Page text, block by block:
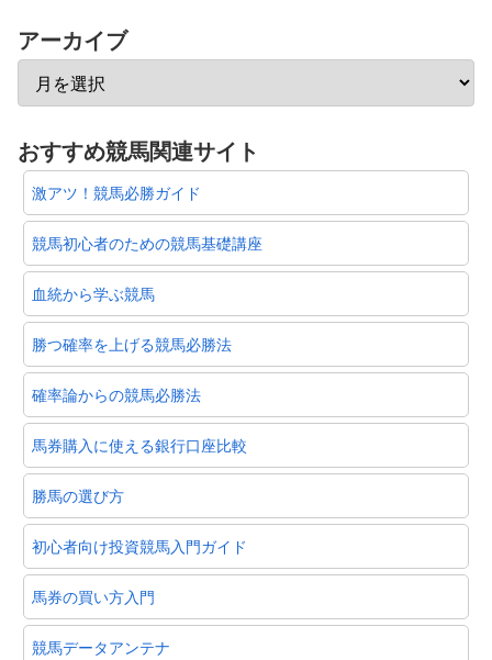
アーカイブ
おすすめ競馬関連サイト
激アツ！競馬必勝ガイド
競馬初心者のための競馬基礎講座
血統から学ぶ競馬
勝つ確率を上げる競馬必勝法
確率論からの競馬必勝法
馬券購入に使える銀行口座比較
勝馬の選び方
初心者向け投資競馬入門ガイド
馬券の買い方入門
競馬データアンテナ